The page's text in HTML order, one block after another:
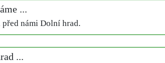
...
před námi Dolní hrad.
...